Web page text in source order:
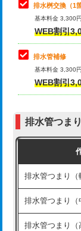
コンクリート斫
コンクリート
モルタル補修（
モルタル補修
追加人工
※給水管工事は
交換・取付(単
式）)
交換・取付(混
式・ワンホール
交換・取付(排
交換・取付（そ
持込商品取付（
持込商品取付（
持込商品取付
給水管工事※（
排水桝交換（1
基本料金 3,300
WEB割引
排水管補修
基本料金 3,300
WEB割引
排水管つま
排水管つまり（
排水管つまり（
排水管つまり（